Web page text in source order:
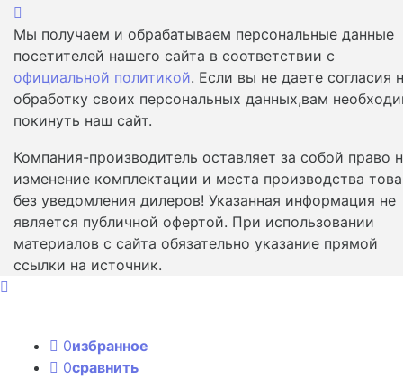
Мы получаем и обрабатываем персональные данные
посетителей нашего сайта в соответствии с
официальной политикой. Если вы не даете согласия
обработку своих персональных данных,вам
покинуть наш сайт.
Компания-производитель оставляет за собой право
изменение комплектации и места производства
без уведомления дилеров! Указанная информация не
является публичной офертой. При использовании
материалов с сайта обязательно указание прямой
ссылки на источник.
0избранное
0сравнить